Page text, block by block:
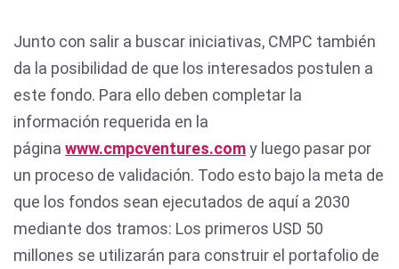
Junto con salir a buscar iniciativas, CMPC también
da la posibilidad de que los interesados postulen a
este fondo. Para ello deben completar la
información requerida en la
página www.cmpcventures.comy luego pasar por
un proceso de validación. Todo esto bajo la meta de
que los fondos sean ejecutados de aquí a 2030
mediante dos tramos: Los primeros USD 50
millones se utilizarán para construir el portafolio de